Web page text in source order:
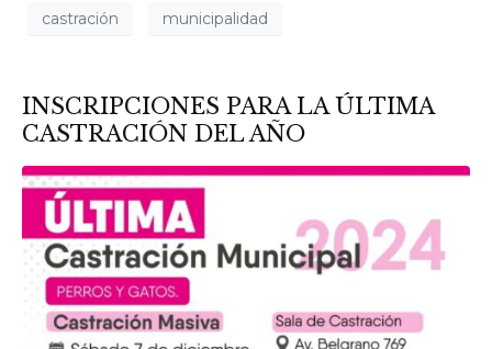
castración municipalidad
INSCRIPCIONES PARA LA ÚLTIMA
CASTRACIÓN DEL AÑO